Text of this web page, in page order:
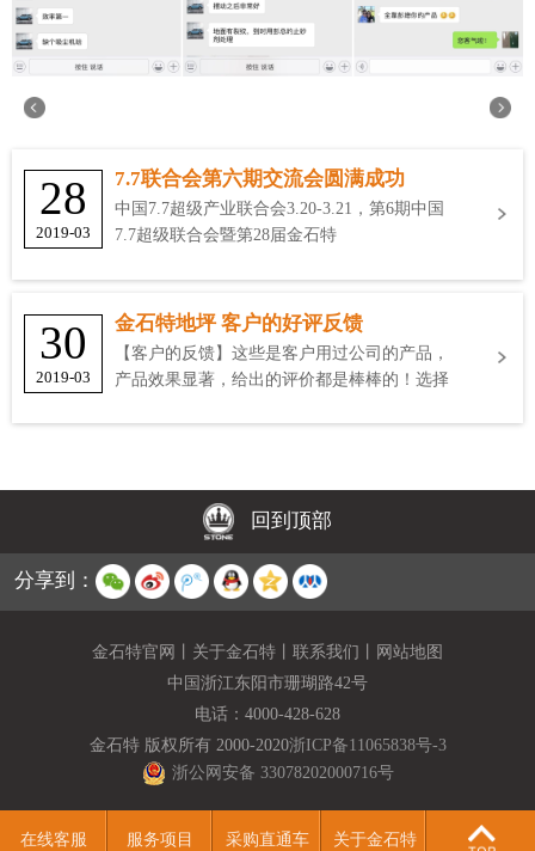
28
2019-03
7.7联合会第六期交流会圆满成功
中国7.7超级产业联合会3.20-3.21，第6期中国
7.7超级联合会暨第28届金石特
30
2019-03
金石特地坪 客户的好评反馈
【客户的反馈】这些是客户用过公司的产品，
产品效果显著，给出的评价都是棒棒的！选择
回到顶部
分享到：
金石特官网 关于金石特 联系我们
网站地图
中国浙江东阳市珊瑚路42号
电话： 4000-428-628
金石特 版权所有 2000-2020浙ICP备11065838号-3
浙公网安备 33078202000716号
在线客服 服务项目 采购直通车 关于金石特